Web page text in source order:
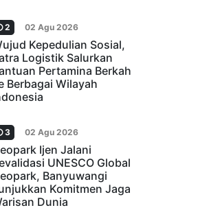
2 02 Agu 2026
Kepedulian Sosial,
Logistik Salurkan
Pertamina Berkah
Berbagai Wilayah
3 02 Agu 2026
Ijen Jalani
UNESCO Global
Banyuwangi
Komitmen Jaga
Dunia